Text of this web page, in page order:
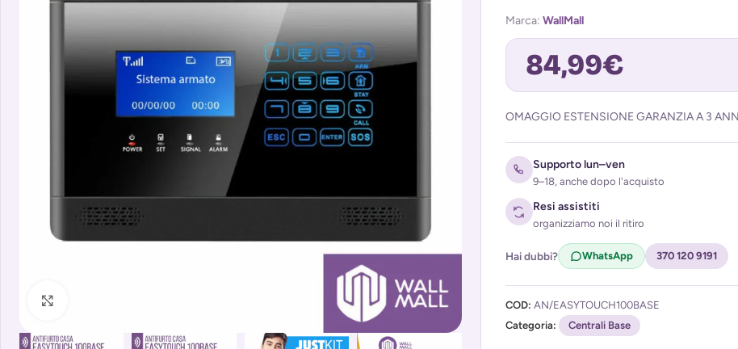
Marca: WallMall
84,99€
Acconsento al trattamento dei miei
(Privacy Policy)
OMAGGIO ESTENSIONE GARANZIA A 3
Supporto lun–ven
9–18, anche dopo l'acquisto
Resi assistiti
organizziamo noi il ritiro
Hai dubbi? WhatsApp 370 120 9191
COD: AN/EASYTOUCH100BASE
Categoria:
Centrali Base